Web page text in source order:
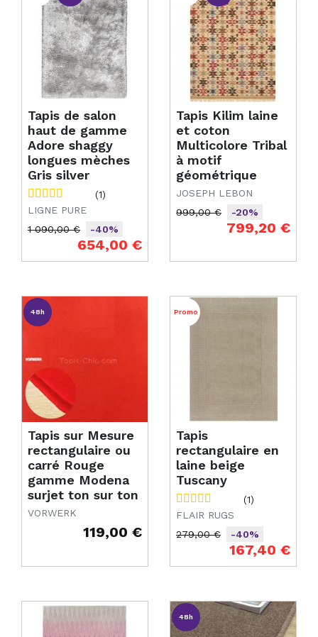
Tapis de salon
haut de gamme
Adore shaggy
longues mèches
Gris silver
(1)
LIGNE PURE
Prix de base
1 090,00 €
-40%
654,00 €
Tapis Kilim laine
et coton
Multicolore Tribal
à motif
géométrique
JOSEPH LEBON
Prix de base
999,00 €
-20%
799,20 €
Tapis sur Mesure
rectangulaire ou
carré Rouge
gamme Modena
surjet ton sur ton
VORWERK
119,00 €
48h
Tapis
rectangulaire en
laine beige
Tuscany
(1)
FLAIR RUGS
Prix de base
279,00 €
-40%
167,40 €
Promo
48h